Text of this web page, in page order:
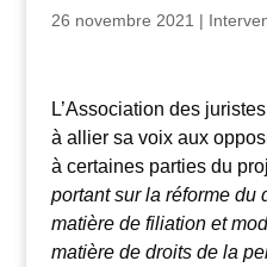
26 novembre 2021 |
L’Association des
à allier sa voix aux
à certaines parties du
portant sur la réforme du
matière de filiation et
matière de droits de la